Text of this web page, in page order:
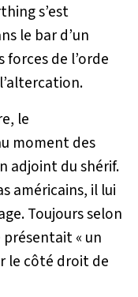
s’est
le bar d’un
de l’orde
le
moment des
adjoint du shérif.
américains, il lui
Toujours selon
présentait « un
le côté droit de